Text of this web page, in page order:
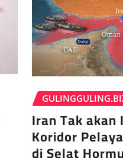
Iran Tak akan
Koridor